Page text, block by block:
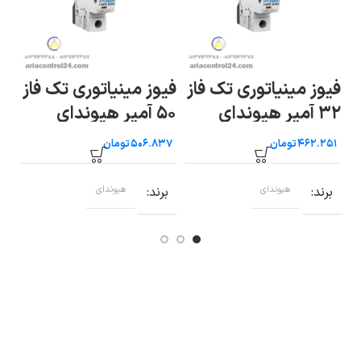
فیوز مینیاتوری تک فاز
۳۲ آمپر هیوندای
تومان
برند هیوندای
فیوز مینیاتوری تک فاز
۵۰ آمپر هیوندای
تومان
برند هیوندای